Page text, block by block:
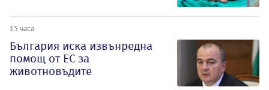
15 часа
България иска извънредна
помощ от ЕС за
животновъдите